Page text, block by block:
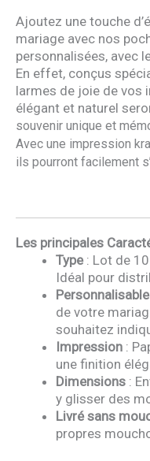
Ajoutez une touche
mariage avec nos
personnalisées, avec
En effet, conçus
larmes de joie de vos
élégant et naturel
souvenir unique et
Avec une impression
ils pourront facilement
Les principales
Type: Lot de
Idéal pour
Personnalisable
de votre
souhaitez
Impression :
une finition
Dimensions :
y glisser des
Livré sans
propres